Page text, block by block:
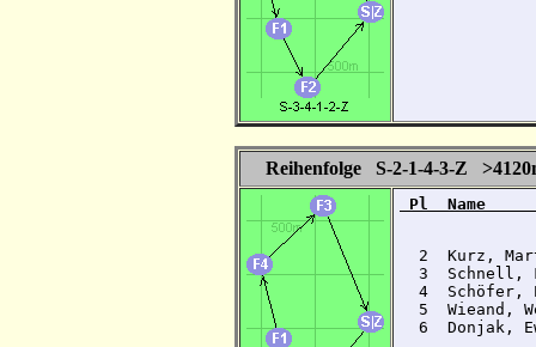
Reihenfolge S-2-1-4-3-Z
Pl  Name
2  Kurz,
3  Schnell,
4  Schöfer,
5  Wieand,
6  Donjak,